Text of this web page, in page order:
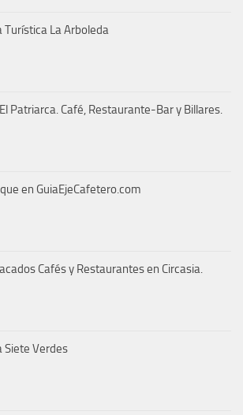
Turística La Arboleda
Patriarca. Café, Restaurante-Bar y Billares.
en GuiaEjeCafetero.com
Cafés y Restaurantes en Circasia.
Siete Verdes